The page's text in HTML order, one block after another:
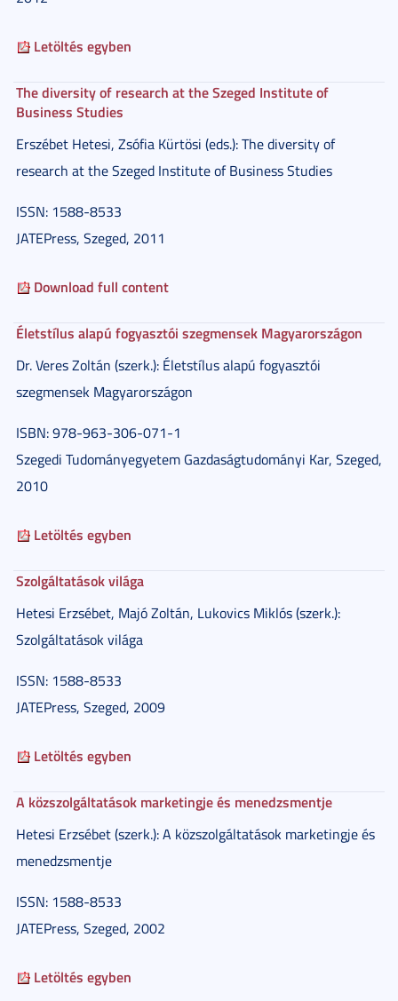
Letöltés egyben
The diversity of research at the Szeged Institute of
Business Studies
Erszébet Hetesi, Zsófia Kürtösi (eds.): The diversity of
research at the Szeged Institute of Business Studies
ISSN: 1588-8533
JATEPress, Szeged, 2011
Download full content
Életstílus alapú fogyasztói szegmensek Magyarországon
Dr. Veres Zoltán (szerk.): Életstílus alapú fogyasztói
szegmensek Magyarországon
ISBN: 978-963-306-071-1
Szegedi Tudományegyetem Gazdaságtudományi Kar, Szeged,
2010
Letöltés egyben
Szolgáltatások világa
Hetesi Erzsébet, Majó Zoltán, Lukovics Miklós (szerk.):
Szolgáltatások világa
ISSN: 1588-8533
JATEPress, Szeged, 2009
Letöltés egyben
A közszolgáltatások marketingje és menedzsmentje
Hetesi Erzsébet (szerk.): A közszolgáltatások marketingje és
menedzsmentje
ISSN: 1588-8533
JATEPress, Szeged, 2002
Letöltés egyben